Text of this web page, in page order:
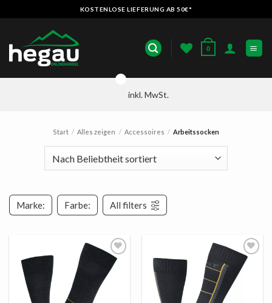
Inhalt
KOSTENLOSE LIEFERUNG AB 50€*
0
inkl. MwSt.
Start / Alles zeigen / Accessoires / Arbeitssocken
Marke: Farbe: All filters
AUF
DIE
LISTE
AUF
DIE
LISTE